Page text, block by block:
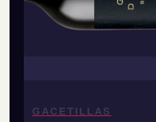
GACETILLAS